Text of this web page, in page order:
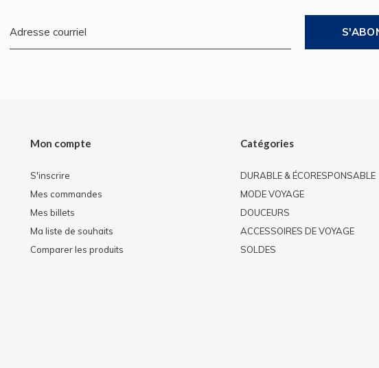
Mon compte
S'inscrire
Mes commandes
Mes billets
Ma liste de souhaits
Comparer les produits
Catégories
DURABLE & ÉCORESPONSABLE
MODE VOYAGE
DOUCEURS
ACCESSOIRES DE VOYAGE
SOLDES